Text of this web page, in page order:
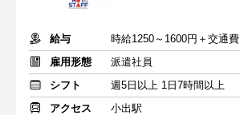
給与
時給1250～1600円＋交通費
雇用形態
派遣社員
シフト
週5日以上 1日7時間以上
アクセス
小出駅